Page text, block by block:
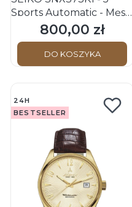
Sports Automatic - Męski
- Zegarek mechaniczny
Cena
800,00 zł
DO KOSZYKA
24H
BESTSELLER